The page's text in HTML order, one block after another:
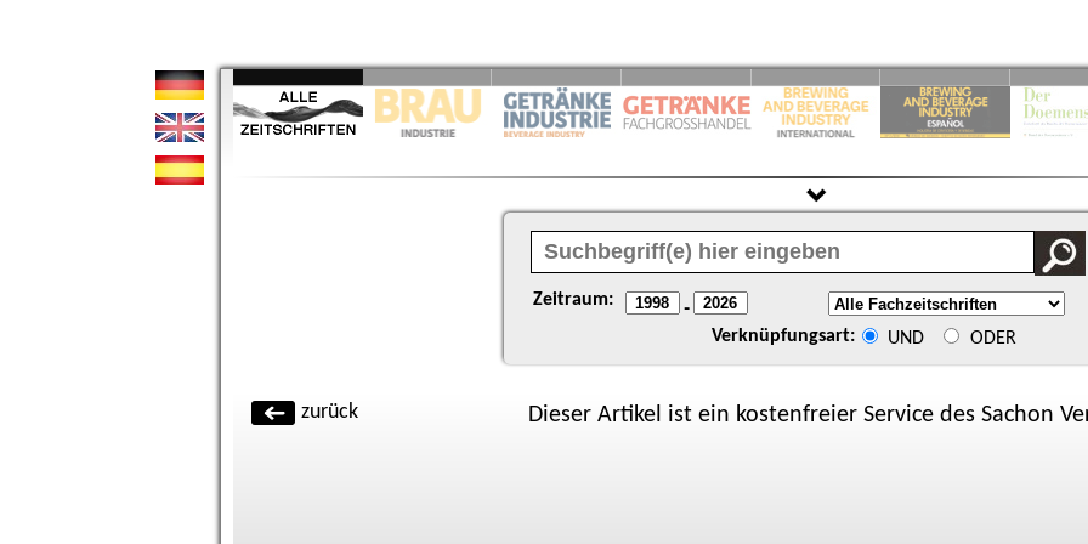
Zeitraum: -
Verknüpfungsart: UND ODER
zurück Dieser Artikel ist ein kostenfreier Service des Sachon